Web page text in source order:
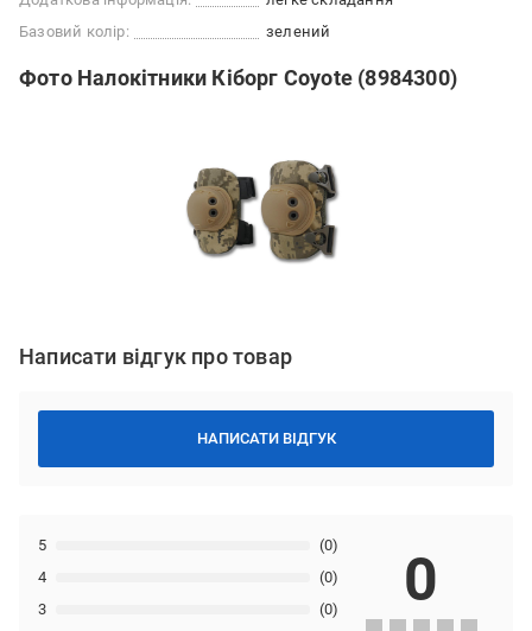
Базовий колір:
зелений
Фото Налокітники Кіборг Сoyote (8984300)
Написати відгук про товар
НАПИСАТИ ВІДГУК
3 (0)
4 (0)
5 (0)
0